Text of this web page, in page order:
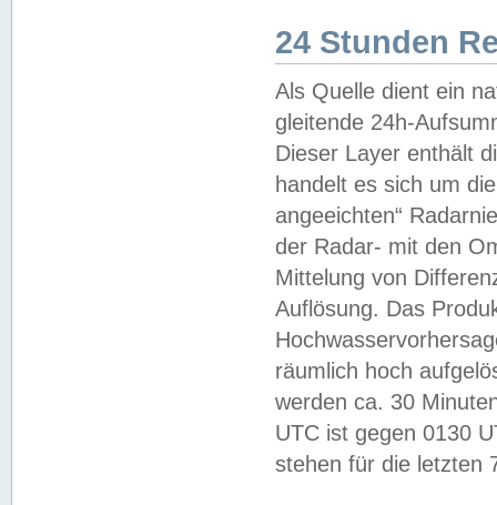
24 Stunden
Als Quelle dient ein
gleitende 24h-
Dieser Layer enthält
handelt es sich um
angeeichten“
der Radar- mit den
Mittelung von
Auflösung. Das
räumlich hoch
werden ca. 30
UTC ist gegen 0130
stehen für die letzten